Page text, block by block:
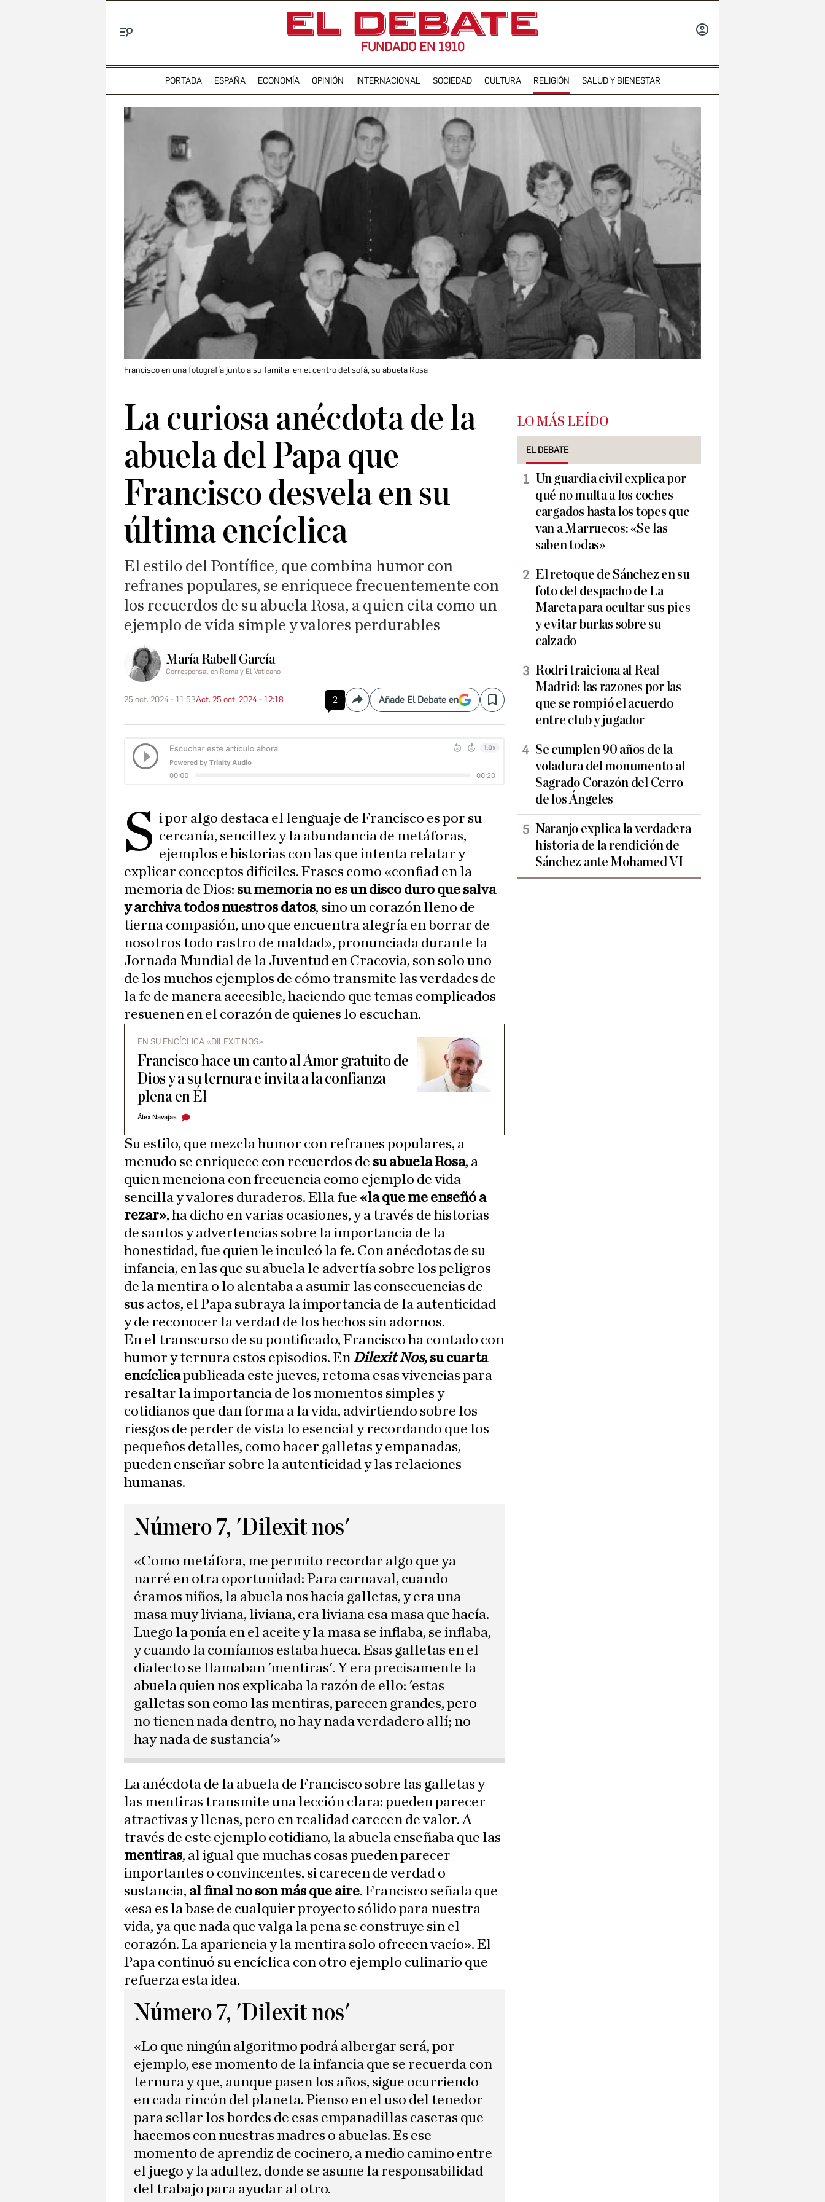
FUNDADO EN 1910
PORTADA ESPAÑA ECONOMÍA OPINIÓN INTERNACIONAL SOCIEDAD CULTURA RELIGIÓN SALUD Y BIENESTAR
Francisco en una fotografía junto a su familia, en el centro del sofá, su abuela Rosa
La curiosa anécdota de la
abuela del Papa que
Francisco desvela en su
última encíclica
El estilo del Pontífice, que combina humor con
refranes populares, se enriquece frecuentemente con
los recuerdos de su abuela Rosa, a quien cita como un
ejemplo de vida simple y valores perdurables
María Rabell García
Corresponsal en Roma y El Vaticano
25 oct. 2024 - 11:53Act. 25 oct. 2024 - 12:18 2 CompartirAñade El Debate en Save
S i por algo destaca el lenguaje de Francisco es por su
cercanía, sencillez y la abundancia de metáforas,
ejemplos e historias con las que intenta relatar y
explicar conceptos difíciles. Frases como «confiad en la
memoria de Dios: su memoria no es un disco duro que salva
y archiva todos nuestros datos, sino un corazón lleno de
tierna compasión, uno que encuentra alegría en borrar de
nosotros todo rastro de maldad», pronunciada durante la
Jornada Mundial de la Juventud en Cracovia, son solo uno
de los muchos ejemplos de cómo transmite las verdades de
la fe de manera accesible, haciendo que temas complicados
resuenen en el corazón de quienes lo escuchan.
EN SU ENCÍCLICA «DILEXIT NOS»
Francisco hace un canto al Amor gratuito de
Dios y a su ternura e invita a la confianza
plena en Él
Álex Navajas
Su estilo, que mezcla humor con refranes populares, a
menudo se enriquece con recuerdos de su abuela Rosa, a
quien menciona con frecuencia como ejemplo de vida
sencilla y valores duraderos. Ella fue «la que me enseñó a
rezar», ha dicho en varias ocasiones, y a través de historias
de santos y advertencias sobre la importancia de la
honestidad, fue quien le inculcó la fe. Con anécdotas de su
infancia, en las que su abuela le advertía sobre los peligros
de la mentira o lo alentaba a asumir las consecuencias de
sus actos, el Papa subraya la importancia de la autenticidad
y de reconocer la verdad de los hechos sin adornos.
En el transcurso de su pontificado, Francisco ha contado con
humor y ternura estos episodios. En Dilexit Nos, su cuarta
encíclicapublicada este jueves, retoma esas vivencias para
resaltar la importancia de los momentos simples y
cotidianos que dan forma a la vida, advirtiendo sobre los
riesgos de perder de vista lo esencial y recordando que los
pequeños detalles, como hacer galletas y empanadas,
pueden enseñar sobre la autenticidad y las relaciones
humanas.
Número 7, 'Dilexit nos'
«Como metáfora, me permito recordar algo que ya
narré en otra oportunidad: Para carnaval, cuando
éramos niños, la abuela nos hacía galletas, y era una
masa muy liviana, liviana, era liviana esa masa que hacía.
Luego la ponía en el aceite y la masa se inflaba, se inflaba,
y cuando la comíamos estaba hueca. Esas galletas en el
dialecto se llamaban 'mentiras'. Y era precisamente la
abuela quien nos explicaba la razón de ello: 'estas
galletas son como las mentiras, parecen grandes, pero
no tienen nada dentro, no hay nada verdadero allí; no
hay nada de sustancia'»
La anécdota de la abuela de Francisco sobre las galletas y
las mentiras transmite una lección clara: pueden parecer
atractivas y llenas, pero en realidad carecen de valor. A
través de este ejemplo cotidiano, la abuela enseñaba que las
mentiras, al igual que muchas cosas pueden parecer
importantes o convincentes, si carecen de verdad o
sustancia, al final no son más que aire. Francisco señala que
«esa es la base de cualquier proyecto sólido para nuestra
vida, ya que nada que valga la pena se construye sin el
corazón. La apariencia y la mentira solo ofrecen vacío». El
Papa continuó su encíclica con otro ejemplo culinario que
refuerza esta idea.
Número 7, 'Dilexit nos'
«Lo que ningún algoritmo podrá albergar será, por
ejemplo, ese momento de la infancia que se recuerda con
ternura y que, aunque pasen los años, sigue ocurriendo
en cada rincón del planeta. Pienso en el uso del tenedor
para sellar los bordes de esas empanadillas caseras que
hacemos con nuestras madres o abuelas. Es ese
momento de aprendiz de cocinero, a medio camino entre
el juego y la adultez, donde se asume la responsabilidad
del trabajo para ayudar al otro.
LO MÁS LEÍDO
EL DEBATE
Un guardia civil explica por
qué no multa a los coches
cargados hasta los topes que
van a Marruecos: «Se las
saben todas»
El retoque de Sánchez en su
foto del despacho de La
Mareta para ocultar sus pies
y evitar burlas sobre su
calzado
Rodri traiciona al Real
Madrid: las razones por las
que se rompió el acuerdo
entre club y jugador
Se cumplen 90 años de la
voladura del monumento al
Sagrado Corazón del Cerro
de los Ángeles
Naranjo explica la verdadera
historia de la rendición de
Sánchez ante Mohamed VI